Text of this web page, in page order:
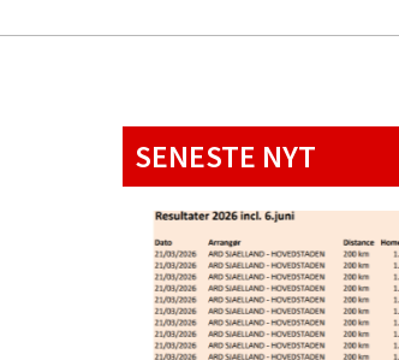
SENESTE NYT